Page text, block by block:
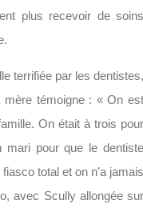
plus recevoir de soins
terrifiée par les dentistes,
témoigne : « On est
On était à trois pour
pour que le dentiste
total et on n’a jamais
avec Scully allongée sur